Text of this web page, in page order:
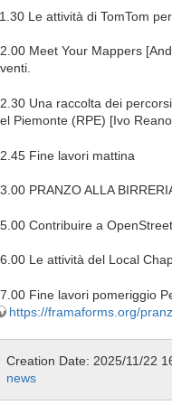
Le attività di TomTom
Meet Your Mappers
Una raccolta dei
Piemonte (RPE) [Ivo
Fine lavori mattina
PRANZO ALLA
Contribuire a
Le attività del Local
Fine lavori pomeriggio
https://framaforms.org/
Creation Date: 2025/11/22
news